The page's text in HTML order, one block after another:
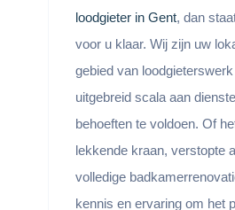
loodgieter in Gent, dan
voor u klaar. Wij zijn uw
gebied van
uitgebreid scala aan
behoeften te voldoen. Of
​​lekkende kraan, verstopte
volledige
kennis en ervaring om het